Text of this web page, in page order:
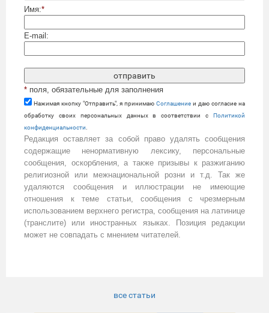
Имя:*
E-mail:
* поля, обязательные для заполнения
Нажимая кнопку "Отправить", я принимаю Cоглашение и даю согласие на
обработку своих персональных данных в соответствии с Политикой
конфиденциальности
Редакция оставляет за собой право удалять сообщения
содержащие ненормативную лексику, персональные
сообщения, оскорбления, а также призывы к разжиганию
религиозной или межнациональной розни и т.д. Так же
удаляются сообщения и иллюстрации не имеющие
отношения к теме статьи, сообщения с чрезмерным
использованием верхнего регистра, сообщения на латинице
(транслите) или иностранных языках. Позиция редакции
может не совпадать с мнением читателей.
все статьи